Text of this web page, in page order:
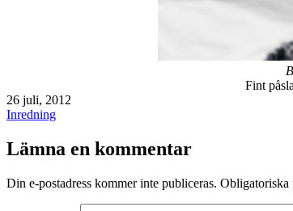
Fint
Publicerat
den
26 juli, 2012
Kategoriserat
Inredning
Lämna en kommentar
Din e-postadress kommer inte publiceras. Obligatoriska